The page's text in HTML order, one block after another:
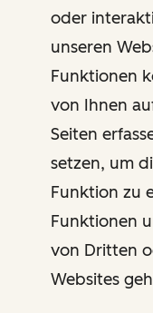
oder
unseren
Funktionen
von Ihnen
Seiten
setzen, um
Funktion zu
Funktionen
von Dritten
Websites